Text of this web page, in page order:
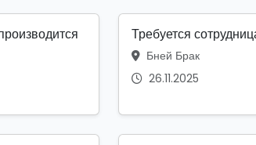
Требуется
Бней Брак
26.11.2025